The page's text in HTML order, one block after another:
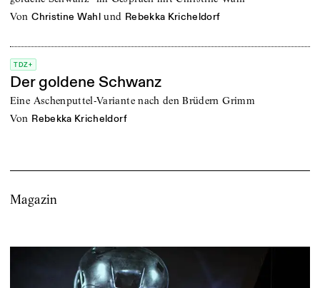
von Christine Wahl und Rebekka Kricheldorf
TDZ+
Der goldene Schwanz
Eine Aschenputtel-Variante nach den Brüdern Grimm
von Rebekka Kricheldorf
Magazin